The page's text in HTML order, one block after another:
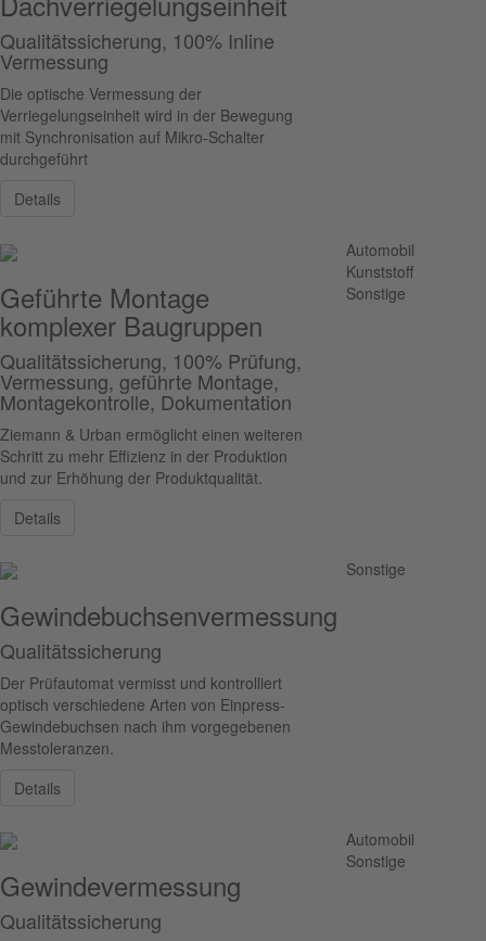
Qualitätssicherung, 100% Inline
Vermessung
Die optische Vermessung der
Verriegelungseinheit wird in der Bewegung
mit Synchronisation auf Mikro-Schalter
durchgeführt
Details
Geführte Montage
komplexer Baugruppen
Qualitätssicherung, 100% Prüfung,
Vermessung, geführte Montage,
Montagekontrolle, Dokumentation
Ziemann & Urban ermöglicht einen weiteren
Schritt zu mehr Effizienz in der Produktion
und zur Erhöhung der Produktqualität.
Details
Automobil
Kunststoff
Sonstige
Gewindebuchsenvermessung
Qualitätssicherung
Der Prüfautomat vermisst und kontrolliert
optisch verschiedene Arten von Einpress-
Gewindebuchsen nach ihm vorgegebenen
Messtoleranzen.
Details
Sonstige
Gewindevermessung
Qualitätssicherung
Automobil
Sonstige